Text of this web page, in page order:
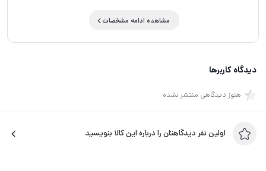
مشاهده ادامه مشخصات
دیدگاه کاربرها
هنوز دیدگاهی منتشر نشده
اولین نفر دیدگاهتان را درباره این کالا بنویسید